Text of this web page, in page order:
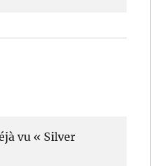
vu « Silver